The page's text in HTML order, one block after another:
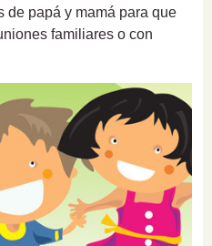
de papá y mamá para que
familiares o con